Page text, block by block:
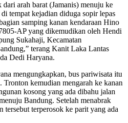
dari arah barat (Jamanis) menuju ke
tempat kejadian diduga sopir lepas
samping kanan kendaraan Hino
AP yang dikemudikan oleh Hendi
Sukahaji, Kecamatan
terang Kanit Laka Lantas
Dedi Haryana.
mengungkapkan, bus pariwisata itu
Tronton kemudian mengarah ke kanan
kosong yang ada dibahu jalan
Bandung. Setelah menabrak
tersebut terperosok ke parit yang ada